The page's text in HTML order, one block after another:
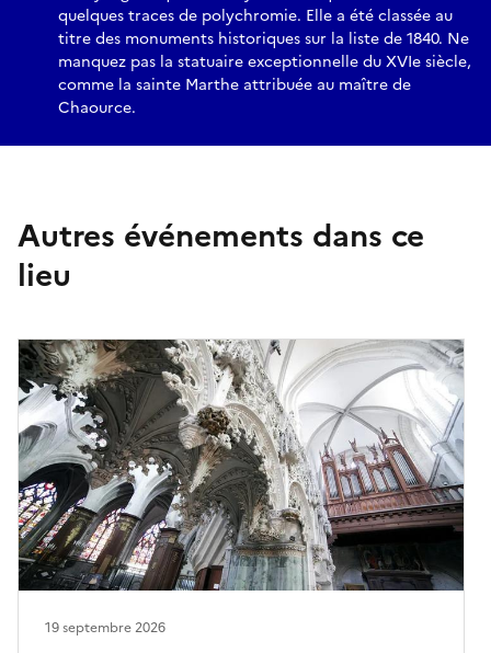
quelques traces de polychromie. Elle a été classée au
titre des monuments historiques sur la liste de 1840. Ne
manquez pas la statuaire exceptionnelle du XVIe siècle,
comme la sainte Marthe attribuée au maître de
Chaource.
Autres événements dans ce
lieu
19 septembre 2026